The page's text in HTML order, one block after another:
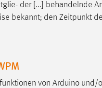
der [...] behandelnde
bekannt; den Zeitpunkt
von Arduino und/